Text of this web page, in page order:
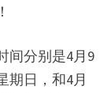
间分别是4月9
期日，和4月